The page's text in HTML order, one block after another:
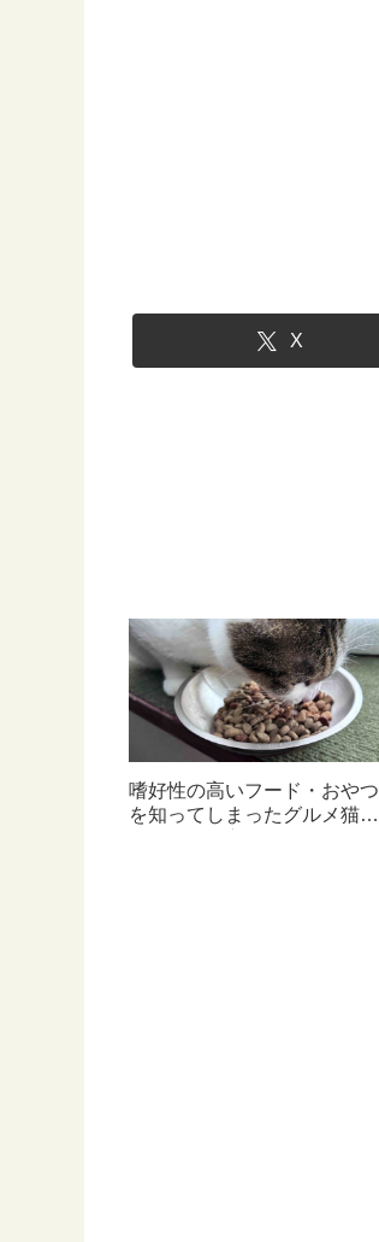
X
嗜好性の高いフード・おやつ
を知ってしまったグルメ猫の